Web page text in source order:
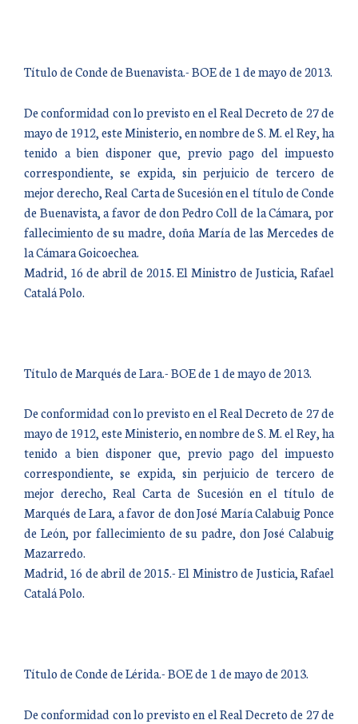
Título de Conde de Buenavista.- BOE de 1 de mayo de 2013.
De conformidad con lo previsto en el Real Decreto de 27 de
mayo de 1912, este Ministerio, en nombre de S. M. el Rey, ha
tenido a bien disponer que, previo pago del impuesto
correspondiente, se expida, sin perjuicio de tercero de
mejor derecho, Real Carta de Sucesión en el título de Conde
de Buenavista, a favor de don Pedro Coll de la Cámara, por
fallecimiento de su madre, doña María de las Mercedes de
la Cámara Goicoechea.
Madrid, 16 de abril de 2015. El Ministro de Justicia, Rafael
Catalá Polo.
Título de Marqués de Lara.- BOE de 1 de mayo de 2013.
De conformidad con lo previsto en el Real Decreto de 27 de
mayo de 1912, este Ministerio, en nombre de S. M. el Rey, ha
tenido a bien disponer que, previo pago del impuesto
correspondiente, se expida, sin perjuicio de tercero de
mejor derecho, Real Carta de Sucesión en el título de
Marqués de Lara, a favor de don José María Calabuig Ponce
de León, por fallecimiento de su padre, don José Calabuig
Mazarredo.
Madrid, 16 de abril de 2015.- El Ministro de Justicia, Rafael
Catalá Polo.
Título de Conde de Lérida.- BOE de 1 de mayo de 2013.
De conformidad con lo previsto en el Real Decreto de 27 de